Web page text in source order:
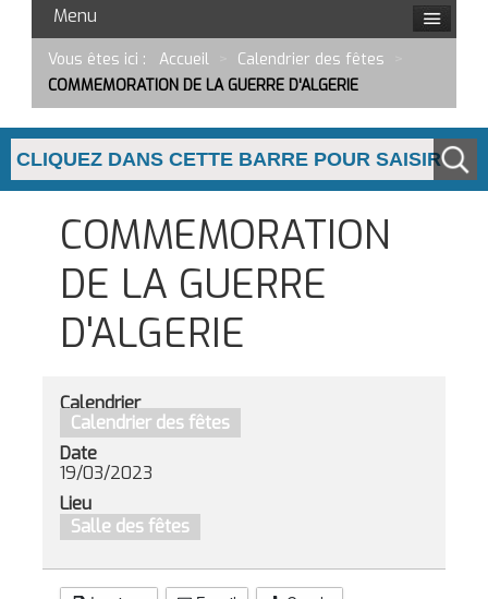
Menu
Vous êtes ici : Accueil Calendrier des fêtes
COMMEMORATION DE LA GUERRE D'ALGERIE
COMMEMORATION
DE LA GUERRE
D'ALGERIE
Calendrier
Calendrier des fêtes
Date
19/03/2023
Lieu
Salle des fêtes